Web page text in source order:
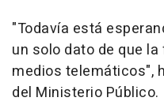
"Todavía está
un solo dato de que
medios telemáticos",
del Ministerio Público.